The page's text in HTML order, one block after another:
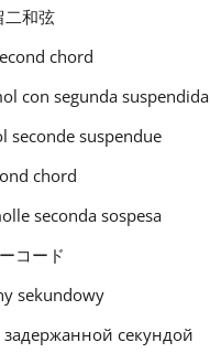
二和弦
chord
con segunda suspendida
seconde suspendue
chord
seconda sospesa
コード
sekundowy
секундой